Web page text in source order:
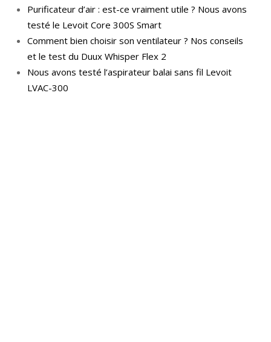
Purificateur d’air : est-ce vraiment utile ? Nous avons
testé le Levoit Core 300S Smart
Comment bien choisir son ventilateur ? Nos conseils
et le test du Duux Whisper Flex 2
Nous avons testé l’aspirateur balai sans fil Levoit
LVAC-300